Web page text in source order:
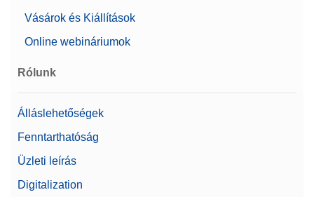
Vásárok és Kiállítások
Online webináriumok
Rólunk
Álláslehetőségek
Fenntarthatóság
Üzleti leírás
Digitalization